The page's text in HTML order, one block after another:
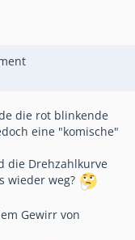
die rot blinkende
eine "komische"
die Drehzahlkurve
wieder weg?
Gewirr von